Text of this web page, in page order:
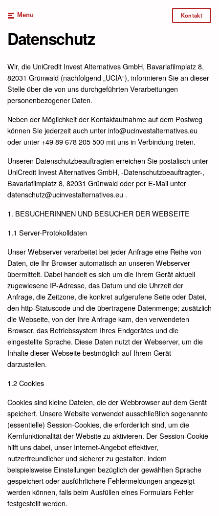
Menu Kontakt
Datenschutz
Wir, die UniCredit Invest Alternatives GmbH, Bavariafilmplatz 8,
82031 Grünwald (nachfolgend „UCIA“), informieren Sie an dieser
Stelle über die von uns durchgeführten Verarbeitungen
personenbezogener Daten.
Neben der Möglichkeit der Kontaktaufnahme auf dem Postweg
können Sie jederzeit auch unter info@ucinvestalternatives.eu
oder unter +49 89 678 205 500 mit uns in Verbindung treten.
Unseren Datenschutzbeauftragten erreichen Sie postalisch unter
UniCredit Invest Alternatives GmbH, -Datenschutzbeauftragter-,
Bavariafilmplatz 8, 82031 Grünwald oder per E-Mail unter
datenschutz@ucinvestalternatives.eu .
1. BESUCHERINNEN UND BESUCHER DER WEBSEITE
1.1 Server-Protokolldaten
Unser Webserver verarbeitet bei jeder Anfrage eine Reihe von
Daten, die Ihr Browser automatisch an unseren Webserver
übermittelt. Dabei handelt es sich um die Ihrem Gerät aktuell
zugewiesene IP-Adresse, das Datum und die Uhrzeit der
Anfrage, die Zeitzone, die konkret aufgerufene Seite oder Datei,
den http-Statuscode und die übertragene Datenmenge; zusätzlich
die Webseite, von der Ihre Anfrage kam, den verwendeten
Browser, das Betriebssystem Ihres Endgerätes und die
eingestellte Sprache. Diese Daten nutzt der Webserver, um die
Inhalte dieser Webseite bestmöglich auf Ihrem Gerät
darzustellen.
1.2 Cookies
Cookies sind kleine Dateien, die der Webbrowser auf dem Gerät
speichert. Unsere Website verwendet ausschließlich sogenannte
(essentielle) Session-Cookies, die erforderlich sind, um die
Kernfunktionalität der Website zu aktivieren. Der Session-Cookie
hilft uns dabei, unser Internet-Angebot effektiver,
nutzerfreundlicher und sicherer zu gestalten, indem
beispielsweise Einstellungen bezüglich der gewählten Sprache
gespeichert oder ausführlichere Fehlermeldungen angezeigt
werden können, falls beim Ausfüllen eines Formulars Fehler
festgestellt werden.